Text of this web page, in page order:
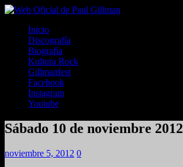
Inicio
Discografía
Biografía
Kultura Rock
Gillmanfest
Facebook
Instagram
Youtube
Sábado 10 de noviembre 2012
noviembre 5, 2012 0